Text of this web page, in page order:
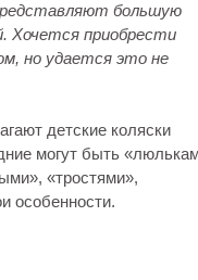
большую
Хочется приобрести
но удается это не
детские коляски
могут быть
«тростями»,
особенности.